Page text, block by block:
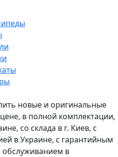
новые и оригинальные
в полной комплектации,
со склада в г. Киев, с
в Украине, с гарантийным
в